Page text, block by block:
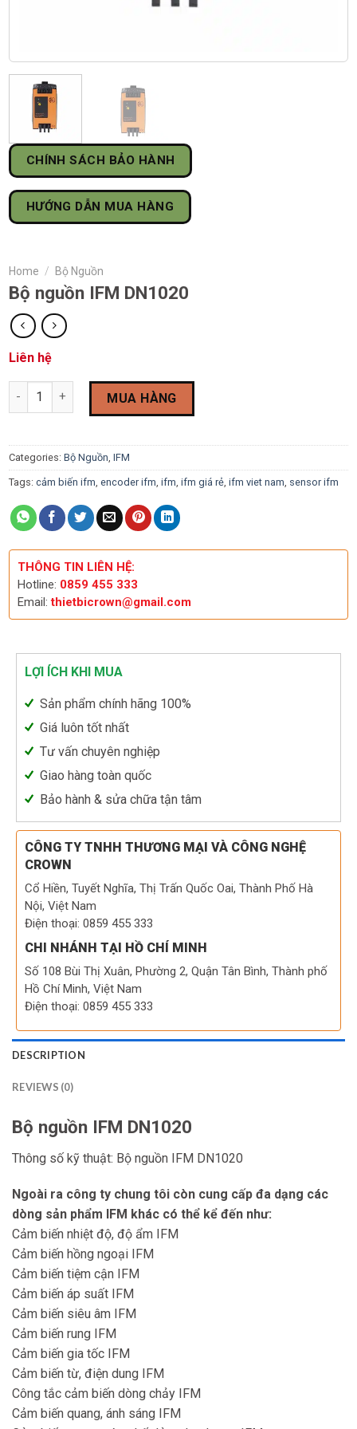
CHÍNH SÁCH BẢO HÀNH
HƯỚNG DẪN MUA HÀNG
Home / Bộ Nguồn
Bộ nguồn IFM DN1020
Liên hệ
Bộ nguồn IFM DN1020 quantity
MUA HÀNG
Categories: Bộ Nguồn, IFM
Tags: cảm biến ifm, encoder ifm, ifm, ifm giá rẻ, ifm viet nam, sensor ifm
THÔNG TIN LIÊN HỆ:
Hotline: 0859 455 333
Email:thietbicrown@gmail.com
LỢI ÍCH KHI MUA
Sản phẩm chính hãng 100%
Giá luôn tốt nhất
Tư vấn chuyên nghiệp
Giao hàng toàn quốc
Bảo hành & sửa chữa tận tâm
CÔNG TY TNHH THƯƠNG MẠI VÀ CÔNG NGHỆ
CROWN
Cổ Hiền, Tuyết Nghĩa, Thị Trấn Quốc Oai, Thành Phố Hà
Nội, Việt Nam
Điện thoại: 0859 455 333
CHI NHÁNH TẠI HỒ CHÍ MINH
Số 108 Bùi Thị Xuân, Phường 2, Quận Tân Bình, Thành phố
Hồ Chí Minh, Việt Nam
Điện thoại: 0859 455 333
DESCRIPTION
REVIEWS (0)
Bộ nguồn IFM DN1020
Thông số kỹ thuật: Bộ nguồn IFM DN1020
Ngoài ra công ty chung tôi còn cung cấp đa dạng các
dòng sản phẩm IFM khác có thể kể đến như:
Cảm biến nhiệt độ, độ ẩm IFM
Cảm biến hồng ngoại IFM
Cảm biến tiệm cận IFM
Cảm biến áp suất IFM
Cảm biến siêu âm IFM
Cảm biến rung IFM
Cảm biến gia tốc IFM
Cảm biến từ, điện dung IFM
Công tắc cảm biến dòng chảy IFM
Cảm biến quang, ánh sáng IFM